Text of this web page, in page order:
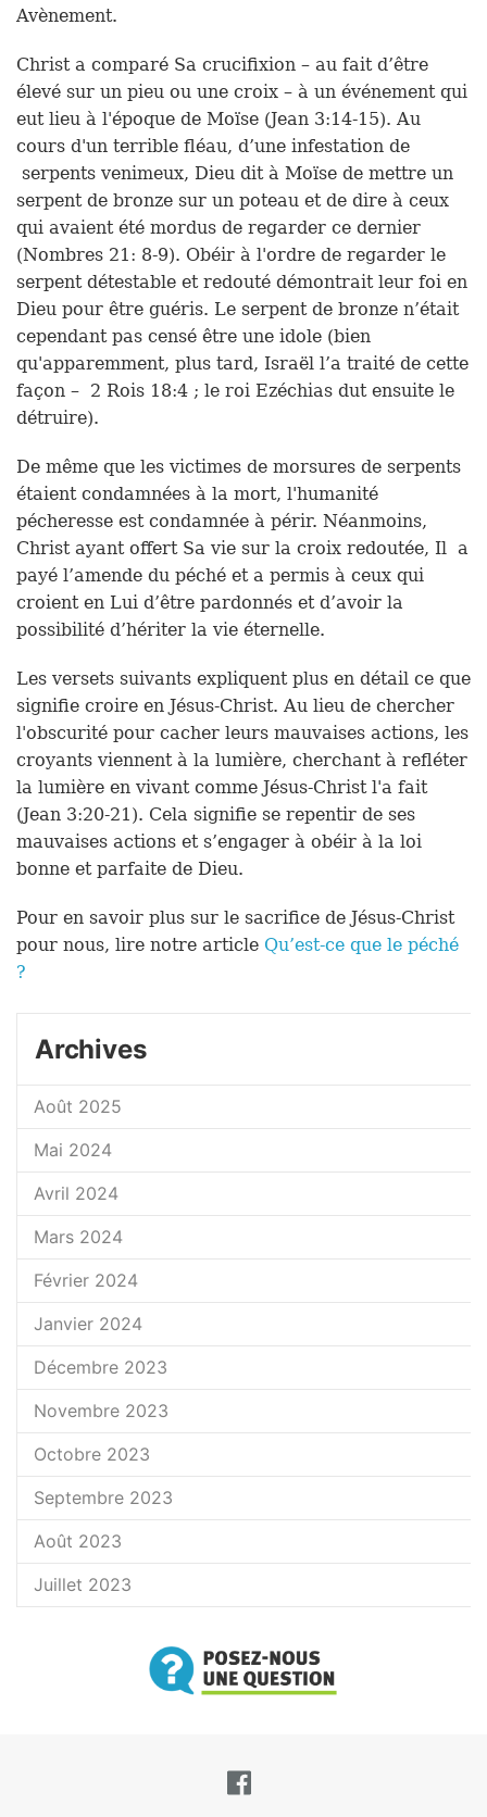
Avènement.
Christ a comparé Sa crucifixion – au fait d’être
élevé sur un pieu ou une croix – à un événement qui
eut lieu à l'époque de Moïse (Jean 3:14-15). Au
cours d'un terrible fléau, d’une infestation de
serpents venimeux, Dieu dit à Moïse de mettre un
serpent de bronze sur un poteau et de dire à ceux
qui avaient été mordus de regarder ce dernier
(Nombres 21: 8-9). Obéir à l'ordre de regarder le
serpent détestable et redouté démontrait leur foi en
Dieu pour être guéris. Le serpent de bronze n’était
cependant pas censé être une idole (bien
qu'apparemment, plus tard, Israël l’a traité de cette
façon – 2 Rois 18:4 ; le roi Ezéchias dut ensuite le
détruire).
De même que les victimes de morsures de serpents
étaient condamnées à la mort, l'humanité
pécheresse est condamnée à périr. Néanmoins,
Christ ayant offert Sa vie sur la croix redoutée, Il a
payé l’amende du péché et a permis à ceux qui
croient en Lui d’être pardonnés et d’avoir la
possibilité d’hériter la vie éternelle.
Les versets suivants expliquent plus en détail ce que
signifie croire en Jésus-Christ. Au lieu de chercher
l'obscurité pour cacher leurs mauvaises actions, les
croyants viennent à la lumière, cherchant à refléter
la lumière en vivant comme Jésus-Christ l'a fait
(Jean 3:20-21). Cela signifie se repentir de ses
mauvaises actions et s’engager à obéir à la loi
bonne et parfaite de Dieu.
Pour en savoir plus sur le sacrifice de Jésus-Christ
pour nous, lire notre article Qu’est-ce que le péché
?
Archives
Août 2025
Mai 2024
Avril 2024
Mars 2024
Février 2024
Janvier 2024
Décembre 2023
Novembre 2023
Octobre 2023
Septembre 2023
Août 2023
Juillet 2023